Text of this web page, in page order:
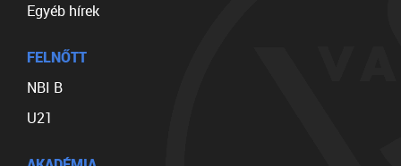
Egyéb hírek
FELNŐTT
NBI B
U21